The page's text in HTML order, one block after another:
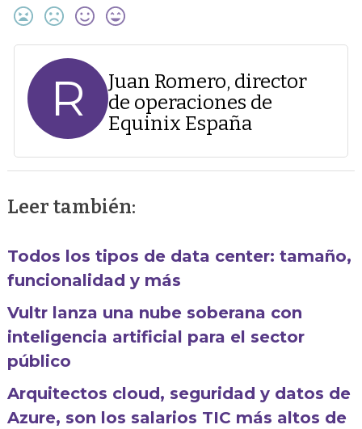
R
Juan Romero, director
de operaciones de
Equinix España
Leer también:
Todos los tipos de data center: tamaño,
funcionalidad y más
Vultr lanza una nube soberana con
inteligencia artificial para el sector
público
Arquitectos cloud, seguridad y datos de
Azure, son los salarios TIC más altos de